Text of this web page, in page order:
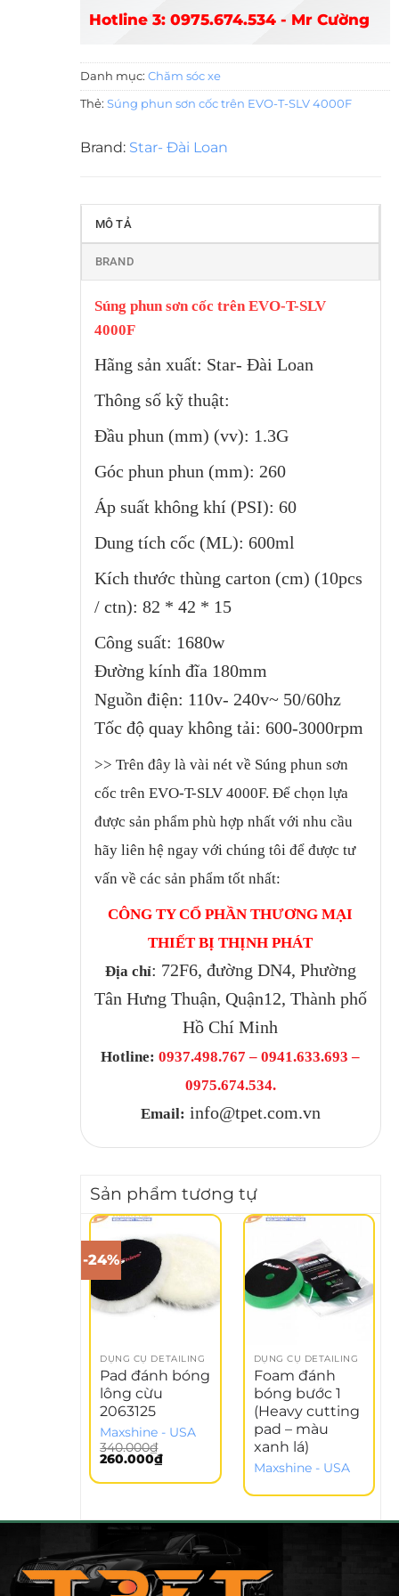
Hotline 3: 0975.674.534 - Mr Cường
Danh mục: Chăm sóc xe
Thẻ: Súng phun sơn cốc trên EVO-T-SLV 4000F
Brand: Star- Đài Loan
MÔ TẢ
BRAND
Súng phun sơn cốc trên EVO-T-SLV
4000F
Hãng sản xuất: Star- Đài Loan
Thông số kỹ thuật:
Đầu phun (mm) (vv): 1.3G
Góc phun phun (mm): 260
Áp suất không khí (PSI): 60
Dung tích cốc (ML): 600ml
Kích thước thùng carton (cm) (10pcs
/ ctn): 82 * 42 * 15
Công suất: 1680w
Đường kính đĩa 180mm
Nguồn điện: 110v- 240v~ 50/60hz
Tốc độ quay không tải: 600-3000rpm
>> Trên đây là vài nét về Súng phun sơn
cốc trên EVO-T-SLV 4000F. Để chọn lựa
được sản phẩm phù hợp nhất với nhu cầu
hãy liên hệ ngay với chúng tôi để được tư
vấn về các sản phẩm tốt nhất:
CÔNG TY CỔ PHẦN THƯƠNG MẠI
THIẾT BỊ THỊNH PHÁT
Địa chỉ: 72F6, đường DN4, Phường
Tân Hưng Thuận, Quận12, Thành phố
Hồ Chí Minh
Hotline: 0937.498.767 – 0941.633.693 –
0975.674.534.
Email: info@tpet.com.vn
Sản phẩm tương tự
-24%
DỤNG CỤ DETAILING
Pad đánh bóng
lông cừu
2063125
Maxshine - USA
340.000₫
Giá
là:
260.000₫Giá
tại
DỤNG CỤ DETAILING
Foam đánh
bóng bước 1
(Heavy cutting
pad – màu
xanh lá)
Maxshine - USA